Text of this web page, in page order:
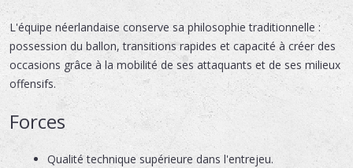
L'équipe néerlandaise conserve sa philosophie traditionnelle :
possession du ballon, transitions rapides et capacité à créer des
occasions grâce à la mobilité de ses attaquants et de ses milieux
offensifs.
Forces
Qualité technique supérieure dans l'entrejeu.